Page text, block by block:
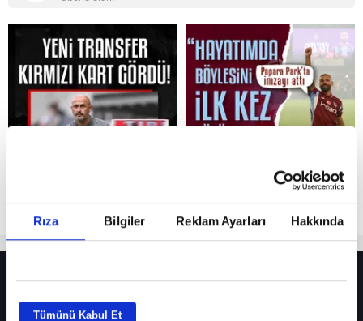
Rıza Bilgiler Reklam Ayarları Hakkında
Tümünü Kabul Et
Reddet
Fenerbahçe’de sürpriz ayrılık ihtimali! Devre arasında gelmişti